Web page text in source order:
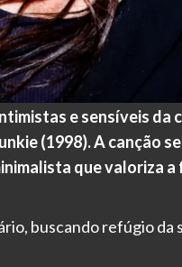
e sensíveis
(1998). A canção
que valoriza
buscando refúgio